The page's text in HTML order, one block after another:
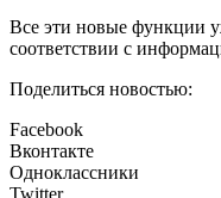
Все эти новые функции
соответствии с
Поделиться новостью:
Facebook
Вконтакте
Одноклассники